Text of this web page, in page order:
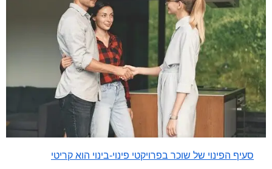
סעיף הפינוי של שוכר בפרויקטי פינוי-בינוי הוא קריטי